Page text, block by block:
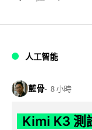
人工智能
藍骨 8 小時
Kimi K3 測